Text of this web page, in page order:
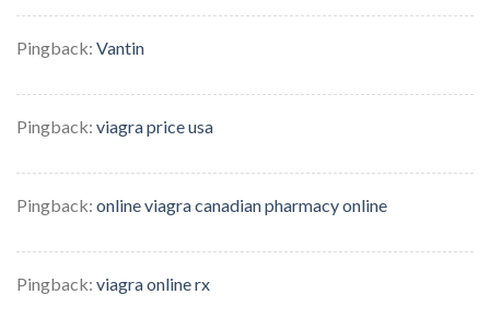
Pingback: Vantin
Pingback: viagra price usa
Pingback: online viagra canadian pharmacy online
Pingback: viagra online rx